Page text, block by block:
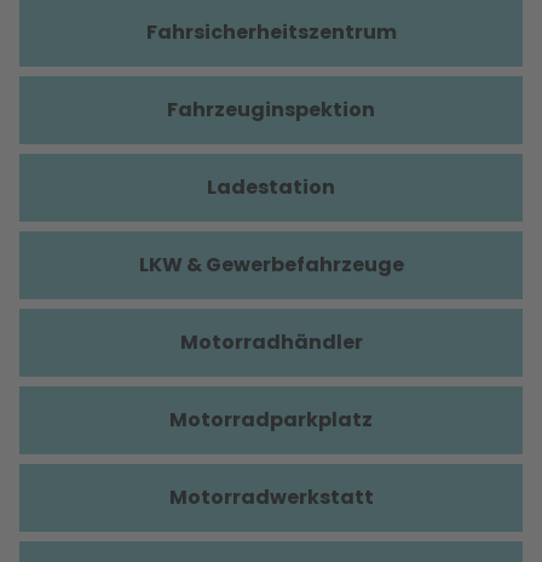
Fahrsicherheitszentrum
Fahrzeuginspektion
Ladestation
LKW & Gewerbefahrzeuge
Motorradhändler
Motorradparkplatz
Motorradwerkstatt